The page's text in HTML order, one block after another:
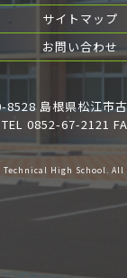
サイトマップ
お問い合わせ
8528 島根県松江市
TEL 0852-67-2121
High School. All